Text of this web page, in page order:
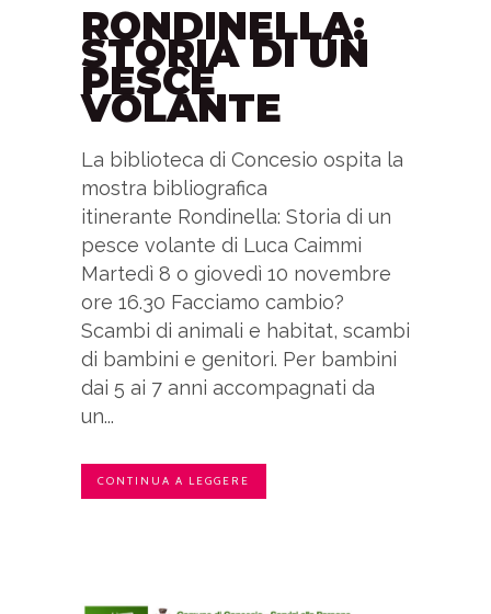
RONDINELLA:
STORIA DI UN
PESCE
VOLANTE
La biblioteca di Concesio ospita la
mostra bibliografica
itinerante Rondinella: Storia di un
pesce volante di Luca Caimmi
Martedì 8 o giovedì 10 novembre
ore 16.30 Facciamo cambio?
Scambi di animali e habitat, scambi
di bambini e genitori. Per bambini
dai 5 ai 7 anni accompagnati da
un...
CONTINUA A LEGGERE